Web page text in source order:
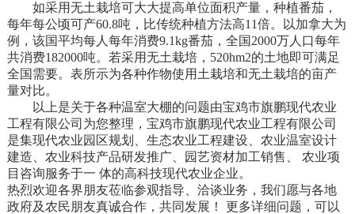
如采用无土栽培可大大提高单位面积产量，种植番茄，
每年每公顷可产60.8吨，比传统种植方法高11倍。以加拿大为
例，该国平均每人每年消费9.1kg番茄，全国2000万人口每年
共消费182000吨。若采用无土栽培，520hm2的土地即可满足
全国需要。表所示为各种作物使用土栽培和无土栽培的亩产
量对比。
以上是关于各种温室大棚的问题由宝鸡市旗鹏现代农业
工程有限公司为您整理，宝鸡市旗鹏现代农业工程有限公司
是集现代农业园区规划、生态农业工程建设、农业温室设计
建造、农业科技产品研发推广、园艺资材加工销售、 农业项
目咨询服务于一 体的高科技现代农业企业。
热烈欢迎各界朋友莅临参观指导、洽谈业务，我们愿与各地
政府及农民朋友真诚合作，共同发展！ 更多详细问题，可以